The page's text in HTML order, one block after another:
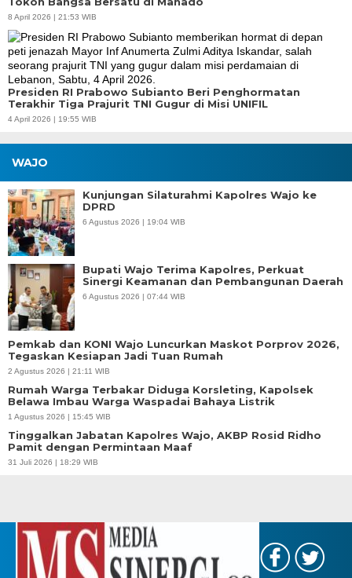
8 April 2026 | 21:53 WIB
Presiden RI Prabowo Subianto Beri Penghormatan
Terakhir Tiga Prajurit TNI Gugur di Misi UNIFIL
4 April 2026 | 19:55 WIB
WAJO
Kunjungan Silaturahmi Kapolres Wajo ke
DPRD
6 Agustus 2026 | 19:04 WIB
Bupati Wajo Terima Kapolres, Perkuat
Sinergi Keamanan dan Pembangunan Daerah
6 Agustus 2026 | 07:44 WIB
Pemkab dan KONI Wajo Luncurkan Maskot Porprov 2026,
Tegaskan Kesiapan Jadi Tuan Rumah
2 Agustus 2026 | 21:11 WIB
Rumah Warga Terbakar Diduga Korsleting, Kapolsek
Belawa Imbau Warga Waspadai Bahaya Listrik
1 Agustus 2026 | 15:45 WIB
Tinggalkan Jabatan Kapolres Wajo, AKBP Rosid Ridho
Pamit dengan Permintaan Maaf
31 Juli 2026 | 18:29 WIB